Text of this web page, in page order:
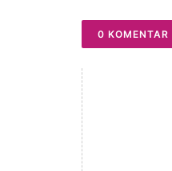
0 KOMENTAR